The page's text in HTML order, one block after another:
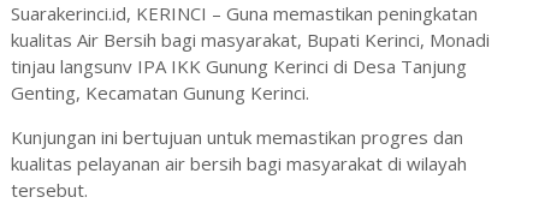
Suarakerinci.id, KERINCI – Guna memastikan peningkatan
kualitas Air Bersih bagi masyarakat, Bupati Kerinci, Monadi
tinjau langsunv IPA IKK Gunung Kerinci di Desa Tanjung
Genting, Kecamatan Gunung Kerinci.
Kunjungan ini bertujuan untuk memastikan progres dan
kualitas pelayanan air bersih bagi masyarakat di wilayah
tersebut.